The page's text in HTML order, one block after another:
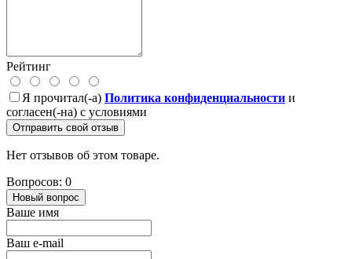
Рейтинг
Я прочитал(-а) Политика конфиденциальности и
согласен(-на) с условиями
Отправить свой отзыв
Нет отзывов об этом товаре.
Вопросов: 0
Новый вопрос
Ваше имя
Ваш e-mail